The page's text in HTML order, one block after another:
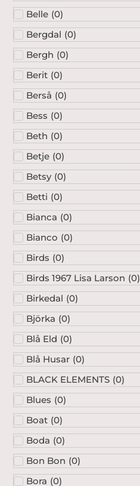
Belle (0)
Bergdal (0)
Bergh (0)
Berit (0)
Berså (0)
Bess (0)
Beth (0)
Betje (0)
Betsy (0)
Betti (0)
Bianca (0)
Bianco (0)
Birds (0)
Birds 1967 Lisa Larson (0)
Birkedal (0)
Björka (0)
Blå Eld (0)
Blå Husar (0)
BLACK ELEMENTS (0)
Blues (0)
Boat (0)
Boda (0)
Bon Bon (0)
Bora (0)